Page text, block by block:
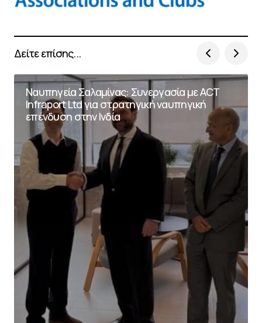
Δείτε επίσης...
Ναυπηγεία Σαλαμίνας: Συνεργασία με ACT
Infraport Ltd για στρατηγική ναυπηγική
επένδυση στην Ινδία